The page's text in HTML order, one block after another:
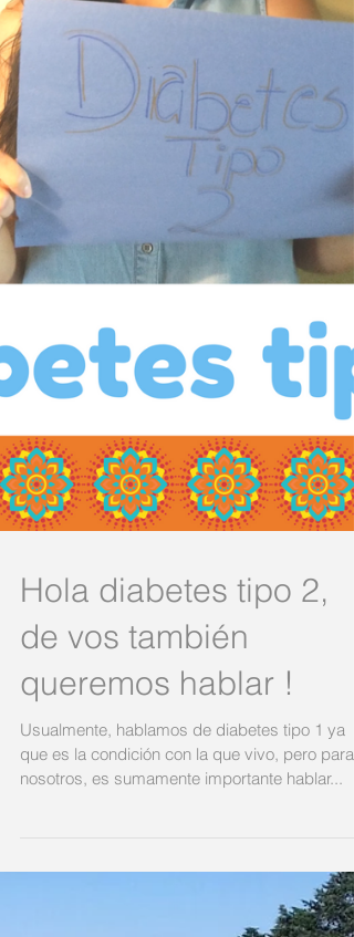
Hola diabetes tipo 2,
queremos hablar !
Usualmente, hablamos de diabetes tipo 1 ya